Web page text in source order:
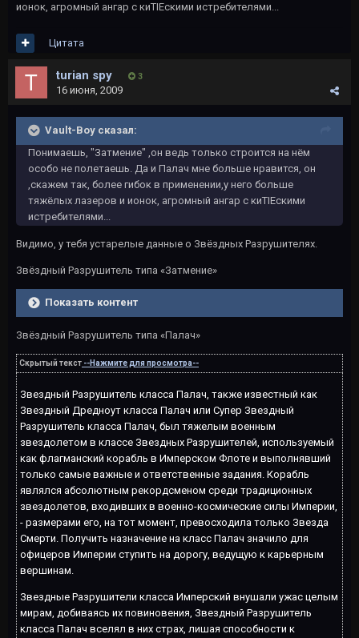
ионок, агромный ангар с киTIEскими истребителями...
Цитата
turian spy 3
16 июня, 2009
Vault-Boy сказал:
Понимаешь, "Затмение" ,он ведь только строится на нём
особо не полетаешь. Да и Палач мне больше нравится, он
,скажем так, более гибок в применении,у него больше
тяжёлых лазеров и ионок, агромный ангар с киTIEскими
истребителями...
Видимо, у тебя устарелые данные о Звёздных Разрушителях.
Звёздный Разрушитель типа «Затмение»
Показать контент
Звёздный Разрушитель типа «Палач»
Скрытый текст --Нажмите для просмотра--
Звездный Разрушитель класса Палач, также известный как
Звездный Дредноут класса Палач или Супер Звездный
Разрушитель класса Палач, был тяжелым военным
звездолетом в классе Звездных Разрушителей, используемый
как флагманский корабль в Имперском Флоте и выполнявший
только самые важные и ответственные задания. Корабль
являлся абсолютным рекордсменом среди традиционных
звездолетов, входивших в военно-космические силы Империи,
- размерами его, на тот момент, превосходила только Звезда
Смерти. Получить назначение на класс Палач значило для
офицеров Империи ступить на дорогу, ведущую к карьерным
вершинам.
Звездные Разрушители класса Имперский внушали ужас целым
мирам, добиваясь их повиновения, Звездный Разрушитель
класса Палач вселял в них страх, лишая способности к